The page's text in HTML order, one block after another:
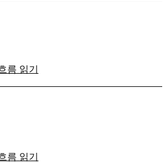
름 읽기
름 읽기